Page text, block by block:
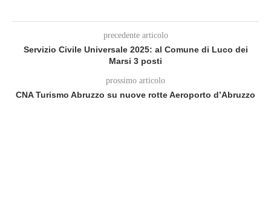
precedente articolo
Servizio Civile Universale 2025: al Comune di Luco dei
Marsi 3 posti
prossimo articolo
CNA Turismo Abruzzo su nuove rotte Aeroporto d’Abruzzo